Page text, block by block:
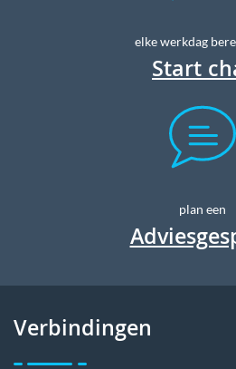
elke werkdag
Start
plan een
Verbindingen